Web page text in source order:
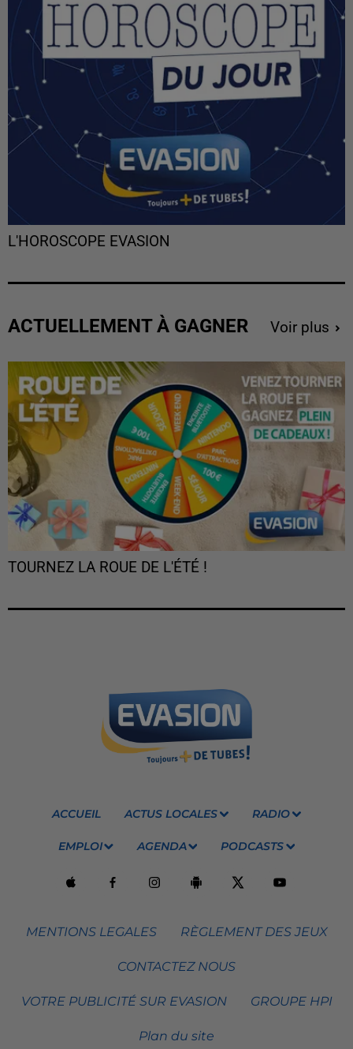
L'HOROSCOPE EVASION
ACTUELLEMENT À GAGNER Voir plus
TOURNEZ LA ROUE DE L'ÉTÉ !
ACCUEIL ACTUS LOCALES RADIO
EMPLOI AGENDA PODCASTS
MENTIONS LEGALES RÈGLEMENT DES JEUX
CONTACTEZ NOUS
VOTRE PUBLICITÉ SUR EVASION GROUPE HPI
Plan du site